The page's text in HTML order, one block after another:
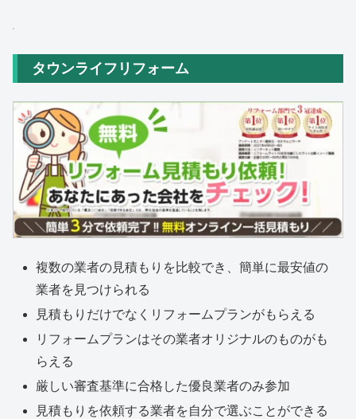
タウンライフリフォーム
複数の業者の見積もりを比較でき、簡単に最安値の
業者を見つけられる
見積もりだけでなくリフォームプランがもらえる
リフォームプランはその業者オリジナルのものがも
らえる
厳しい審査基準に合格した優良業者のみ参加
見積もりを依頼する業者を自分で選ぶことができる